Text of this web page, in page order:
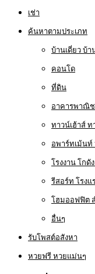
เช่า
ค้นหาตามประเภท
บ้านเดี่ยว บ้า
คอนโด
ที่ดิน
อาคารพาณิ
ทาวน์เฮ้าส์
อพาร์ทเม้นท์
โรงงาน โกดั
รีสอร์ท โรงแ
โฮมออฟฟิต
อื่นๆ
รับโพสต์อสังหา
หวยฟรี หวยแม่นๆ